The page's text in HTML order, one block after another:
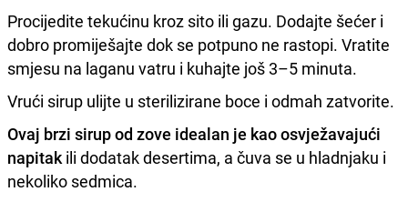
Procijedite tekućinu kroz sito ili gazu. Dodajte šećer i
dobro promiješajte dok se potpuno ne rastopi. Vratite
smjesu na laganu vatru i kuhajte još 3–5 minuta.
Vrući sirup ulijte u sterilizirane boce i odmah zatvorite.
Ovaj brzi sirup od zove idealan je kao osvježavajući
napitak ili dodatak desertima, a čuva se u hladnjaku i
nekoliko sedmica.